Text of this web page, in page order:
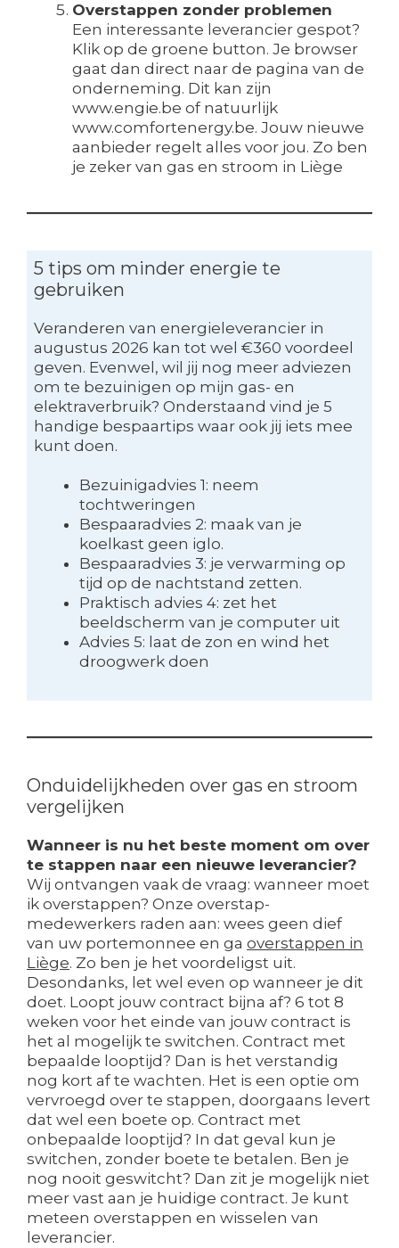
Overstappen zonder problemen
Een interessante leverancier gespot?
Klik op de groene button. Je browser
gaat dan direct naar de pagina van de
onderneming. Dit kan zijn
www.engie.be of natuurlijk
www.comfortenergy.be. Jouw nieuwe
aanbieder regelt alles voor jou. Zo ben
je zeker van gas en stroom in Liège
5 tips om minder energie te
gebruiken
Veranderen van energieleverancier in
augustus 2026 kan tot wel €360 voordeel
geven. Evenwel, wil jij nog meer adviezen
om te bezuinigen op mijn gas- en
elektraverbruik? Onderstaand vind je 5
handige bespaartips waar ook jij iets mee
kunt doen.
Bezuinigadvies 1: neem
tochtweringen
Bespaaradvies 2: maak van je
koelkast geen iglo.
Bespaaradvies 3: je verwarming op
tijd op de nachtstand zetten.
Praktisch advies 4: zet het
beeldscherm van je computer uit
Advies 5: laat de zon en wind het
droogwerk doen
Onduidelijkheden over gas en stroom
vergelijken
Wanneer is nu het beste moment om over
te stappen naar een nieuwe leverancier?
Wij ontvangen vaak de vraag: wanneer moet
ik overstappen? Onze overstap-
medewerkers raden aan: wees geen dief
van uw portemonnee en ga overstappen in
Liège. Zo ben je het voordeligst uit.
Desondanks, let wel even op wanneer je dit
doet. Loopt jouw contract bijna af? 6 tot 8
weken voor het einde van jouw contract is
het al mogelijk te switchen. Contract met
bepaalde looptijd? Dan is het verstandig
nog kort af te wachten. Het is een optie om
vervroegd over te stappen, doorgaans levert
dat wel een boete op. Contract met
onbepaalde looptijd? In dat geval kun je
switchen, zonder boete te betalen. Ben je
nog nooit geswitcht? Dan zit je mogelijk niet
meer vast aan je huidige contract. Je kunt
meteen overstappen en wisselen van
leverancier.